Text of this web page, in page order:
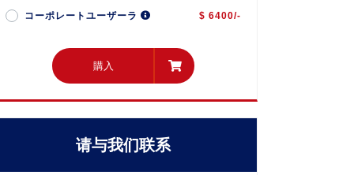
コーポレートユーザーラ $ 6400/-
購入
请与我们联系